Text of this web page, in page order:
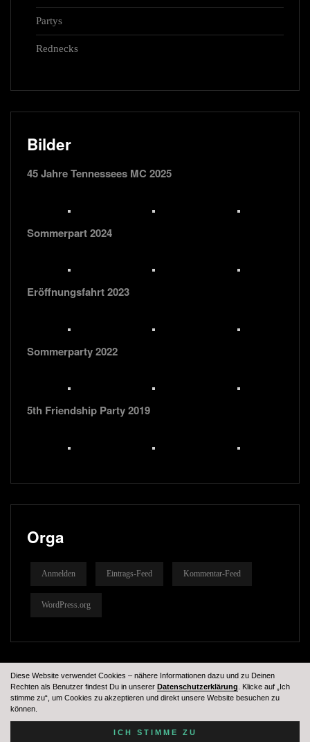
Diese Website verwendet Cookies – nähere Informationen dazu und zu Deinen
Rechten als Benutzer findest Du in unserer Datenschutzerklärung . Klicke auf „Ich
stimme zu“, um Cookies zu akzeptieren und direkt unsere Website besuchen zu
können.
ICH STIMME ZU
Partys
Rednecks
Bilder
45 Jahre Tennessees MC 2025
Sommerpart 2024
Eröffnungsfahrt 2023
Sommerparty 2022
5th Friendship Party 2019
Orga
Anmelden Eintrags-Feed Kommentar-Feed
WordPress.org
Tennessees MC © 2024